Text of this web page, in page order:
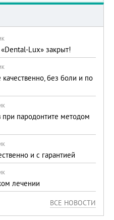
Lux» закрыт!
без боли и по
пародонтите методом
и с гарантией
лечении
ВСЕ НОВОСТИ